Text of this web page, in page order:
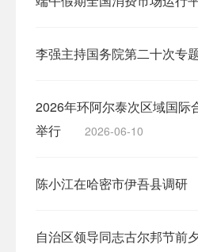
李强主持国务院第二十次专
2026年环阿尔泰次区域国际
举行
2026-06-10
陈小江在哈密市伊吾县调研
自治区领导同志古尔邦节前